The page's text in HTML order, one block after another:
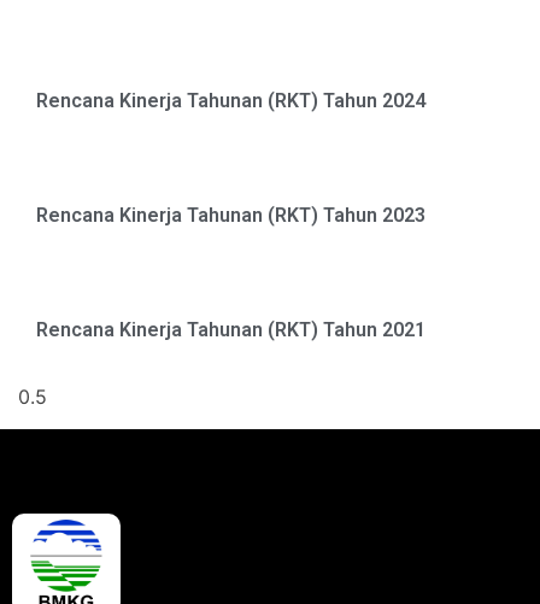
Rencana Kinerja Tahunan (RKT) Tahun 2024
Rencana Kinerja Tahunan (RKT) Tahun 2023
Rencana Kinerja Tahunan (RKT) Tahun 2021